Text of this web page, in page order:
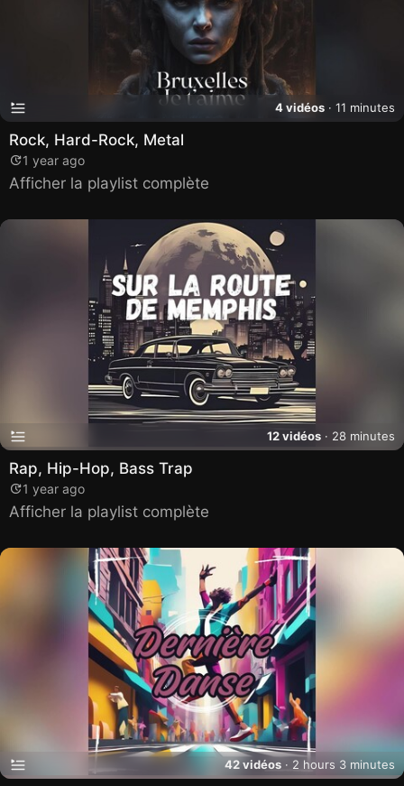
4 vidéos · 11 minutes
Rock, Hard-Rock, Metal
1 year ago
Afficher la playlist complète
12 vidéos · 28 minutes
Rap, Hip-Hop, Bass Trap
1 year ago
Afficher la playlist complète
42 vidéos · 2 hours 3 minutes